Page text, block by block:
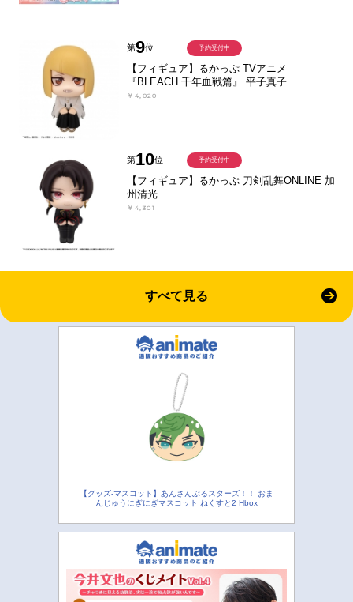
第9位
【フィギュア】るかっぷ TVアニメ
『BLEACH 千年血戦篇』 平子真子
￥4,020
予約受付中
第10位
【フィギュア】るかっぷ 刀剣乱舞ONLINE 加
州清光
￥4,301
予約受付中
すべて見る
【グッズ-マスコット】あんさんぶるスターズ！！ おま
んじゅうにぎにぎマスコット ねくすと2 Hbox